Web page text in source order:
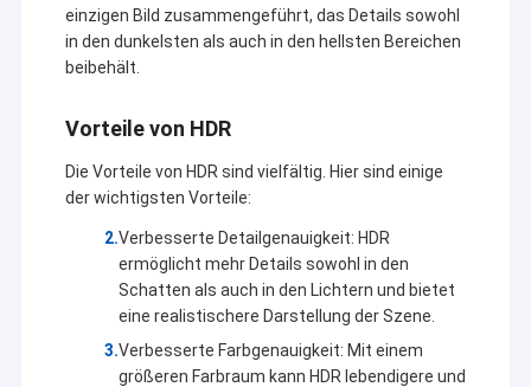
einzigen Bild zusammengeführt, das Details sowohl
in den dunkelsten als auch in den hellsten Bereichen
beibehält.
Vorteile von HDR
Die Vorteile von HDR sind vielfältig. Hier sind einige
der wichtigsten Vorteile:
Verbesserte Detailgenauigkeit: HDR
ermöglicht mehr Details sowohl in den
Schatten als auch in den Lichtern und bietet
eine realistischere Darstellung der Szene.
Verbesserte Farbgenauigkeit: Mit einem
größeren Farbraum kann HDR lebendigere und